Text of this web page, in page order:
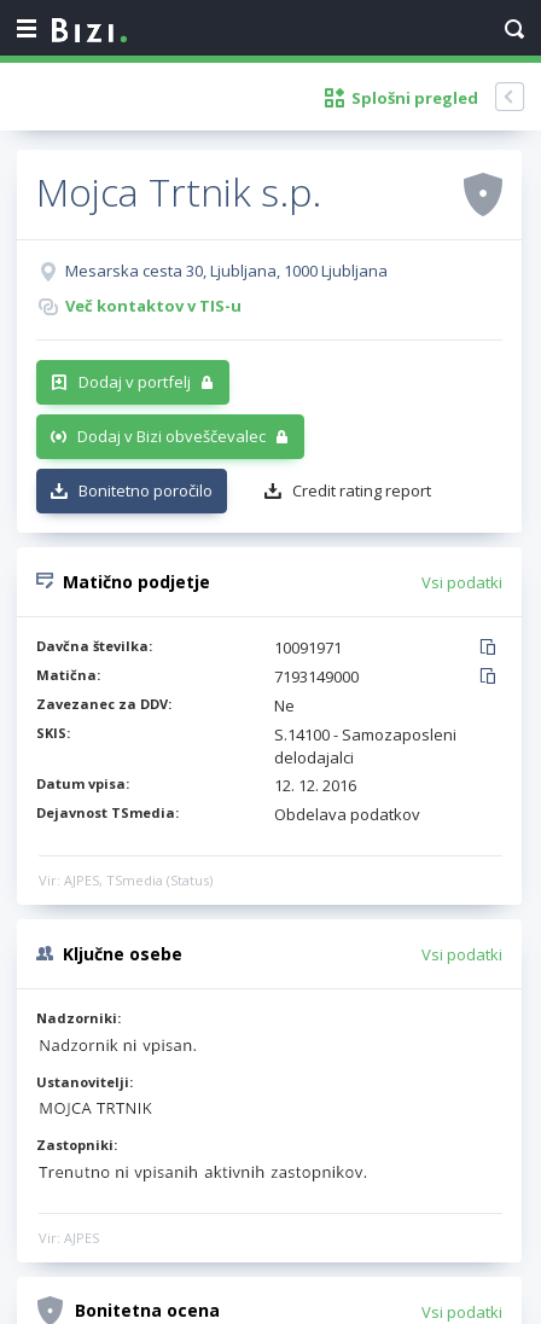
Splošni pregled
Mojca Trtnik s.p.
Mesarska cesta 30, Ljubljana, 1000 Ljubljana
Več kontaktov v TIS-u
Dodaj v portfelj
Dodaj v Bizi obveščevalec
Bonitetno poročilo Credit rating report
Matično podjetje Vsi podatki
Davčna številka: 10091971
Matična: 7193149000
Zavezanec za DDV: Ne
SKIS:
S.14100 - Samozaposleni
delodajalci
Datum vpisa: 12. 12. 2016
Dejavnost TSmedia: Obdelava podatkov
Vir: AJPES, TSmedia (Status)
Ključne osebe Vsi podatki
Nadzorniki:
Ustanovitelji:
Zastopniki:
Vir: AJPES
Bonitetna ocena Vsi podatki